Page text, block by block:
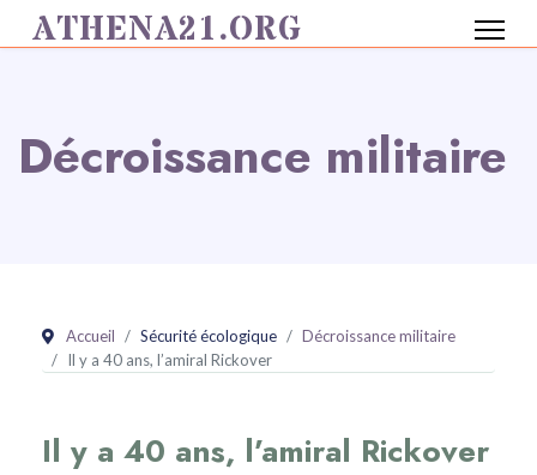
ATHENA21.ORG
Décroissance militaire
Accueil Sécurité écologique
Décroissance militaire
Il y a 40 ans, l’amiral Rickover
Il y a 40 ans, l’amiral Rickover